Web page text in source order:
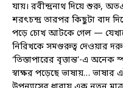
যায়। রবীন্দ্রনাথ দিয়ে শুরু,
শরৎচন্দ্র তারপর কিছুটা বাদ
পড়ে চোখ আটকে গেল —
নিরিখকে সমগুরুত্ব দেওয়ার
‘তিস্তাপারের বৃত্তান্ত’-এ অনেক
স্বাক্ষর পড়েছে ভাষায়… ভাষার